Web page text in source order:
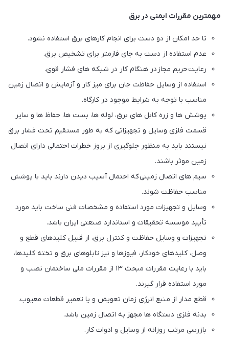
مهمترین مقررات ایمنی در برق
تا حد امکان از دو دست برای انجام کارهای برق استفاده نشود.
عدم استفاده از دست به جای فازمتر برای تشخیص برق.
رعایت حریم مجاز در هنگام کار در شبکه های فشار قوی.
استفاده از وسایل حفاظت جان برای میز کار و آزمایش و اتصال زمین
مناسب با توجه به شرایط موجود در کارگاه.
پوشش ها و زره کابل های برق، لوله ها، بست ها، حفاظ ها و سایر
قسمت فلزی وسایل و تجهیزاتی که به طور مستقیم تحت فشار برق
نیستند باید به منظور جلوگیری از بروز خطرات احتمالی دارای اتصال
زمین موثر باشند.
سیم های اتصال زمینی که احتمال آسیب دیدن دارند باید با پوشش
مناسب حفاظت شوند.
وسایل و تجهیزات مورد استفاده و مشخصات فنی ساخت باید مورد
تأیید موسسه تحقیقات و استاندارد صنعتی ایران باشد.
تجهیزات و وسایل حفاظت و کنترل برق، از قبیل کلیدهای قطع و
وصل، کلیدهای خودکار، فیوزها و نیز تابلوهای برق و تخته کلیدها،
باید با رعایت مقررات مبحث ۱۳ از مقررات ملی ساختمان نصب و
مورد استفاده قرار گیرند.
قطع مدار از منبع انرژی زمان تعویض و یا تعمیر قطعات معیوب.
بدنه فلزی دستگاه ها مجهز به اتصال زمین باشد.
بازرسی مرتب روزانه از وسایل و ادوات کار.